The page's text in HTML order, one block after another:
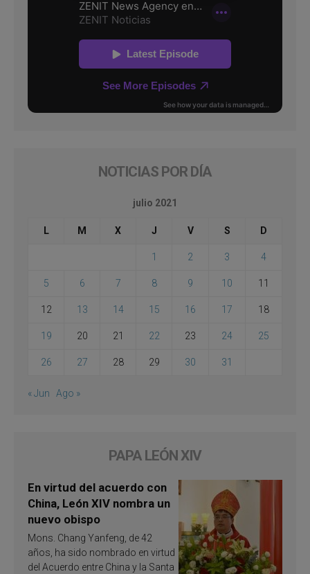
NOTICIAS POR DÍA
julio 2021
L M X J V S D
1 2 3 4
5 6 7 8 9 10 11
12 13 14 15 16 17 18
19 20 21 22 23 24 25
26 27 28 29 30 31
« Jun Ago »
PAPA LEÓN XIV
En virtud del acuerdo con
China, León XIV nombra un
nuevo obispo
Mons. Chang Yanfeng, de 42
años, ha sido nombrado en virtud
del Acuerdo entre China y la Santa